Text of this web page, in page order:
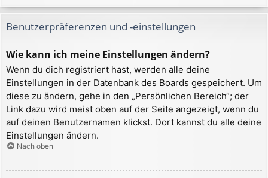
Benutzerpräferenzen und -einstellungen
Wie kann ich meine Einstellungen ändern?
Wenn du dich registriert hast, werden alle deine
Einstellungen in der Datenbank des Boards gespeichert. Um
diese zu ändern, gehe in den „Persönlichen Bereich“; der
Link dazu wird meist oben auf der Seite angezeigt, wenn du
auf deinen Benutzernamen klickst. Dort kannst du alle deine
Einstellungen ändern.
Nach oben